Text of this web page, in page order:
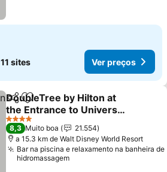
11 sites Ver preços
PartilharAdicionar aos favoritos
DoubleTree by Hilton at
the Entrance to Universal
Orlando
4 Estrelas
8,3 Muito boa
21.554
a 15.3 km de Walt Disney World Resort
Bar na piscina e relaxamento na banheira de
hidromassagem